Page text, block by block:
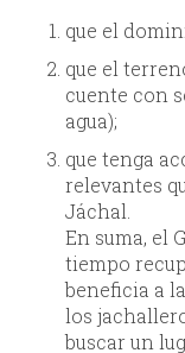
que el
que el
cuente con
agua);
que tenga
relevantes
Jáchal.
En suma, el
tiempo
beneficia a
los
buscar un